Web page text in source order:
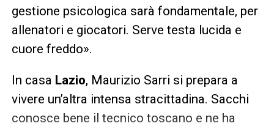
gestione psicologica sarà fondamentale, per
allenatori e giocatori. Serve testa lucida e
cuore freddo».
In casa Lazio, Maurizio Sarri si prepara a
vivere un’altra intensa stracittadina. Sacchi
conosce bene il tecnico toscano e ne ha